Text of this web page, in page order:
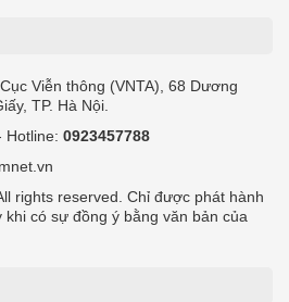
Viễn thông (VNTA), 68 Dương
TP. Hà Nội.
Hotline: 0923457788
rights reserved. Chỉ được phát hành
khi có sự đồng ý bằng văn bản của